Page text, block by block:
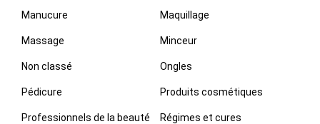
Manucure Maquillage
Massage Minceur
Non classé Ongles
Pédicure Produits cosmétiques
Professionnels de la beauté Régimes et cures